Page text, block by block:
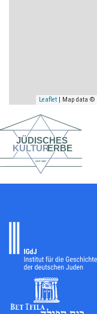
Leaflet | Map data ©